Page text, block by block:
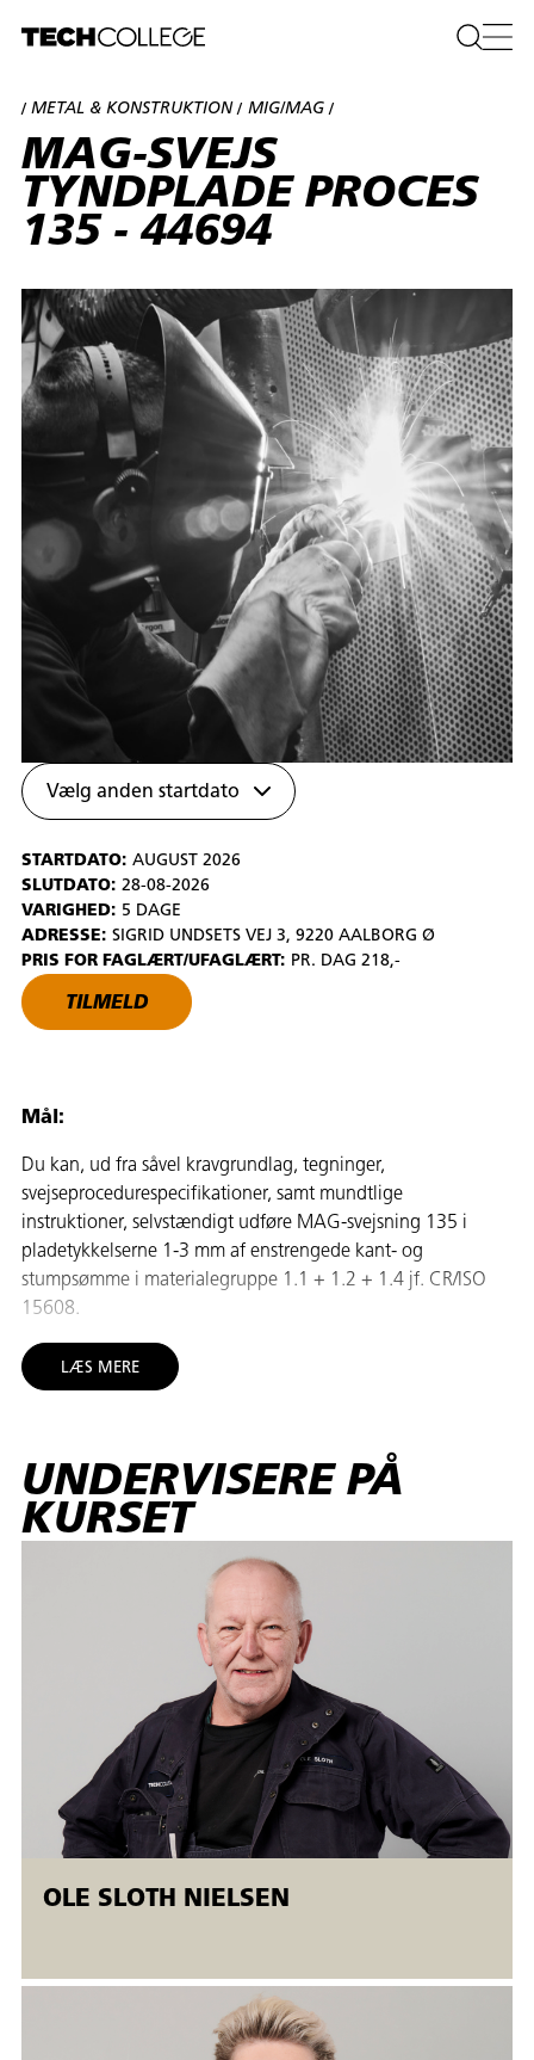
Vælg anden startdato
STARTDATO: AUGUST 2026
SLUTDATO: 28-08-2026
VARIGHED: 5 DAGE
ADRESSE: SIGRID UNDSETS VEJ 3, 9220 AALBORG Ø
PRIS FOR FAGLÆRT/UFAGLÆRT: PR. DAG 218,-
TILMELD
/METAL & KONSTRUKTION / MIG/MAG /
MAG-SVEJS
TYNDPLADE PROCES
135 - 44694
Mål:
Du kan, ud fra såvel kravgrundlag, tegninger,
svejseprocedurespecifikationer, samt mundtlige
instruktioner, selvstændigt udføre MAG-svejsning 135 i
pladetykkelserne 1-3 mm af enstrengede kant- og
stumpsømme i materialegruppe 1.1 + 1.2 + 1.4 jf. CR/ISO
15608.
Målet anses for nået, når du med udgangspunkt i teoretisk
viden kan udføre nedennævnte svejsninger:
FW-P-PB kantsøm stående 1 streng
BW-P-PA stumpsøm oven ned 1 streng
BW-P-PC stumpsøm side ind 1 streng
Du har viden, om forhold der har betydning for praktisk
anvendelse af MAG svejsning proces 135 til svejsning af
tyndplade på følgende områder:
Svejsemetoder og udstyr
Materialelære
Tilsatsmaterialer
Svejserækkefølge og procedure
Svejsefejl og kontrolmetoder
Miljø/arbejdsmiljø og sikkerhed
Alle øvelsesopgaver gennemføres på grundlag af
Svejsekurserne afvikles i Åbent værksted
Åbent værksted er fleksible AMU-kurser, der tilbydes både
LÆS MERE
UNDERVISERE PÅ
KURSET
OLE SLOTH NIELSEN